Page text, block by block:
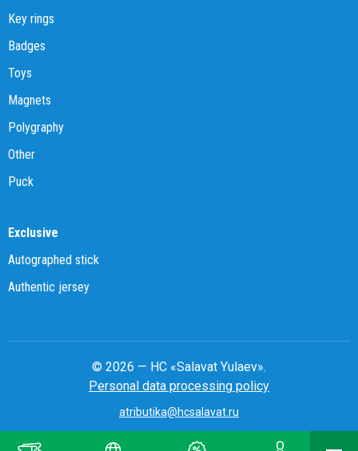
Key rings
Badges
Toys
Magnets
Polygraphy
Other
Puck
Exclusive
Autographed stick
Authentic jersey
© 2026 — HC «Salavat Yulaev».
Personal data processing policy
atributika@hcsalavat.ru
8-800-250-22-22